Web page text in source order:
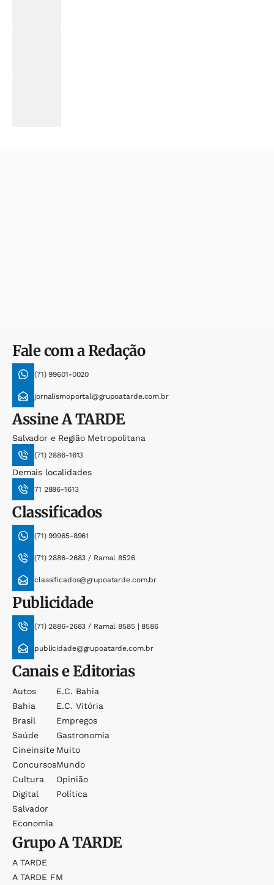
Fale com a Redação
(71) 99601-0020
jornalismoportal@grupoatarde.com.br
AssineA TARDE
Salvador e Região Metropolitana
(71) 2886-1613
Demais localidades
71 2886-1613
Classificados
(71) 99965-8961
(71) 2886-2683 / Ramal 8526
classificados@grupoatarde.com.br
Publicidade
(71) 2886-2683 / Ramal 8585 | 8586
publicidade@grupoatarde.com.br
Canais e Editorias
Autos
Bahia
Brasil
Saúde
Cineinsite
Concursos
Cultura
Digital
Salvador
Economia
E.c. Bahia
E.c. Vitória
Empregos
Gastronomia
Muito
Mundo
Opinião
Política
GrupoA TARDE
A TARDE
A TARDE FM